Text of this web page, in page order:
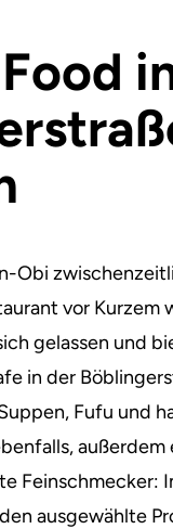
Obi
vor Kurzem
gelassen und
in der
Fufu und
ausgewählte